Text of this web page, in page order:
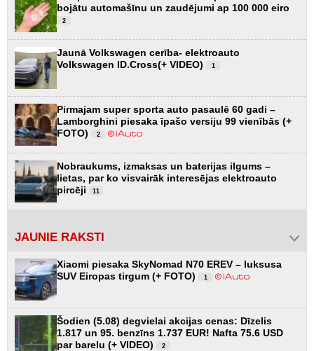
bojātu automašīnu un zaudējumi ap 100 000 eiro
2
Jaunā Volkswagen cerība- elektroauto
Volkswagen ID.Cross(+ VIDEO)
1
Pirmajam super sporta auto pasaulē 60 gadi –
Lamborghini piesaka īpašo versiju 99 vienībās (+
FOTO)
2
Nobraukums, izmaksas un baterijas ilgums –
lietas, par ko visvairāk interesējas elektroauto
pircēji
11
JAUNIE RAKSTI
Xiaomi piesaka SkyNomad N70 EREV – luksusa
SUV Eiropas tirgum (+ FOTO)
1
Šodien (5.08) degvielai akcijas cenas: Dīzelis
1.817 un 95. benzīns 1.737 EUR! Nafta 75.6 USD
par barelu (+ VIDEO)
2